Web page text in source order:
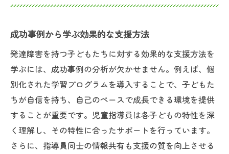
成功事例から学ぶ効果的な支援方法
発達障害を持つ子どもたちに対する効果的な支援方法を
学ぶには、成功事例の分析が欠かせません。例えば、個
別化された学習プログラムを導入することで、子どもた
ちが自信を持ち、自己のペースで成長できる環境を提供
することが重要です。児童指導員は各子どもの特性を深
く理解し、その特性に合ったサポートを行っています。
さらに、指導員同士の情報共有も支援の質を向上させる